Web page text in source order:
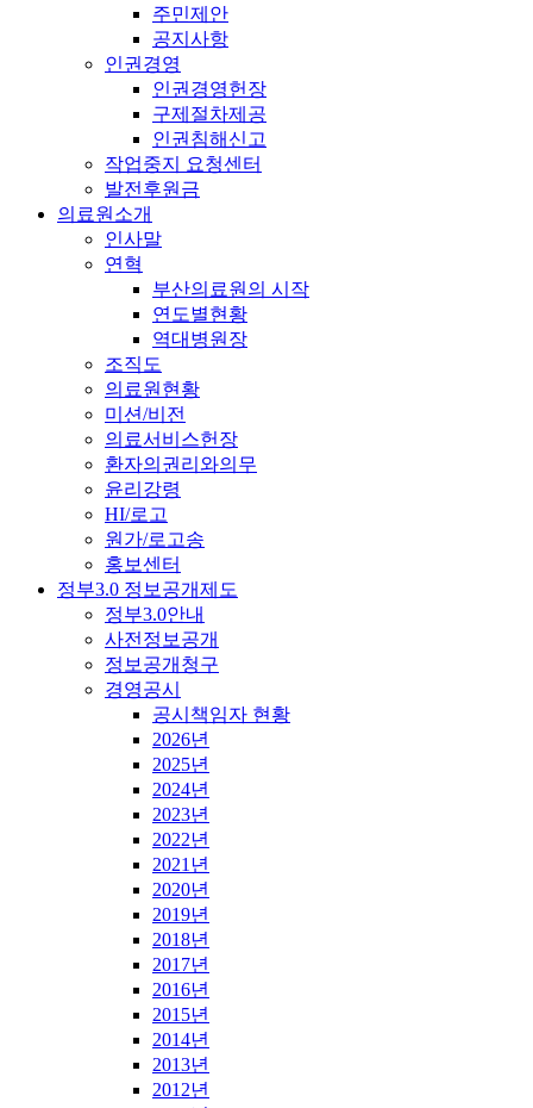
주민제안
공지사항
인권경영
인권경영헌장
구제절차제공
인권침해신고
작업중지 요청센터
발전후원금
의료원소개
인사말
연혁
부산의료원의 시작
연도별현황
역대병원장
조직도
의료원현황
미션/비전
의료서비스헌장
환자의권리와의무
윤리강령
HI/로고
원가/로고송
홍보센터
정부3.0 정보공개제도
정부3.0안내
사전정보공개
정보공개청구
경영공시
공시책임자 현황
2026년
2025년
2024년
2023년
2022년
2021년
2020년
2019년
2018년
2017년
2016년
2015년
2014년
2013년
2012년